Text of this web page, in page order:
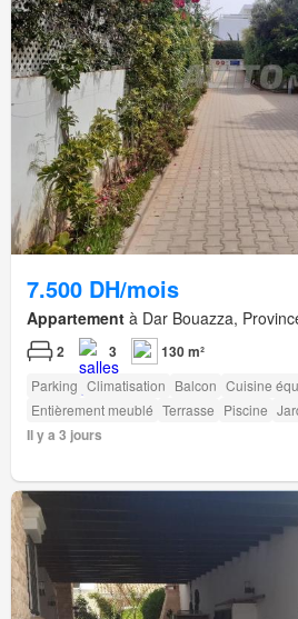
7.500 DH/mois
Appartement à Dar Bouazza,
2 3 130 m²
Parking Climatisation Balcon Cuisine
Entièrement meublé Terrasse Piscine
Il y a 3 jours